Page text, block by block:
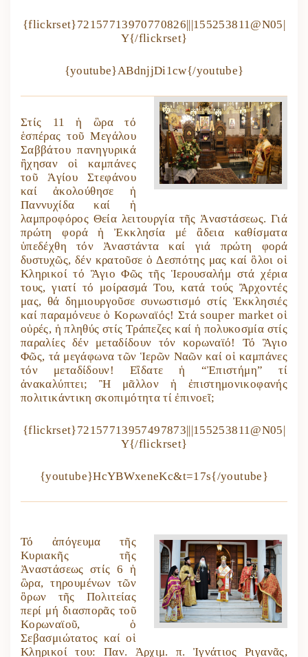
{flickrset}72157713970770826|||155253811@N05|
Y{/flickrset}
{youtube}ABdnjjDi1cw{/youtube}
Στίς 11 ἡ ὣρα τό
ἑσπέρας τοῦ Μεγάλου
Σαββάτου πανηγυρικά
ἢχησαν οἱ καμπάνες
τοῦ Ἁγίου Στεφάνου
καί ἀκολούθησε ἡ
Παννυχίδα καί ἡ
λαμπροφόρος Θεία λειτουργία τῆς Ἀναστάσεως. Γιά
πρώτη φορά ἡ Ἐκκλησία μέ ἂδεια καθίσματα
ὑπεδέχθη τόν Ἀναστάντα καί γιά πρώτη φορά
δυστυχῶς, δέν κρατοῦσε ὁ Δεσπότης μας καί ὃλοι οἱ
Κληρικοί τό Ἃγιο Φῶς τῆς Ἱερουσαλήμ στά χέρια
τους, γιατί τό μοίρασμά Του, κατά τούς Ἂρχοντές
μας, θά δημιουργοῦσε συνωστισμό στίς Ἐκκλησιές
καί παραμόνευε ὀ Κορωναϊός! Στά souper market οἱ
οὐρές, ἡ πληθύς στίς Τράπεζες καί ἡ πολυκοσμία στίς
παραλίες δέν μεταδίδουν τόν κορωναϊό! Τό Ἃγιο
Φῶς, τά μεγάφωνα τῶν Ἱερῶν Ναῶν καί οἱ καμπάνες
τόν μεταδίδουν! Εἲδατε ἡ “Ἐπιστήμη” τί
ἀνακαλύπτει; Ἢ μᾶλλον ἡ ἐπιστημονικοφανής
πολιτικάντικη σκοπιμότητα τί ἐπινοεῖ;
{flickrset}72157713957497873|||155253811@N05|
Y{/flickrset}
{youtube}HcYBWxeneKc&t=17s{/youtube}
Τό ἀπόγευμα τῆς
Κυριακῆς τῆς
Ἀναστάσεως στίς 6 ἡ
ὣρα, τηρουμένων τῶν
ὃρων τῆς Πολιτείας
περί μή διασπορᾶς τοῦ
Κορωναϊοῦ, ὁ
Σεβασμιώτατος καί οἱ
Κληρικοί του: Παν. Ἀρχιμ. π. Ἰγνάτιος Ριγανᾶς,